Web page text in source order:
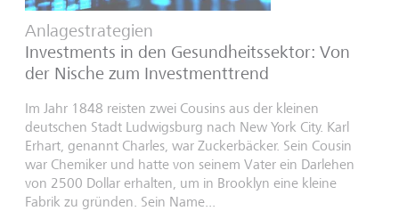
Anlagestrategien
Investments in den Gesundheitssektor: Von
der Nische zum Investmenttrend
Im Jahr 1848 reisten zwei Cousins aus der kleinen
deutschen Stadt Ludwigsburg nach New York City. Karl
Erhart, genannt Charles, war Zuckerbäcker. Sein Cousin
war Chemiker und hatte von seinem Vater ein Darlehen
von 2500 Dollar erhalten, um in Brooklyn eine kleine
Fabrik zu gründen. Sein Name...